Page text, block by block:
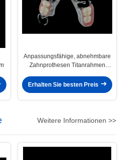
Anpassungsfähige, abnehmbare
Zahnprothesen Titanrahmen
Erhalten Sie besten Preis
Weitere Informationen >>